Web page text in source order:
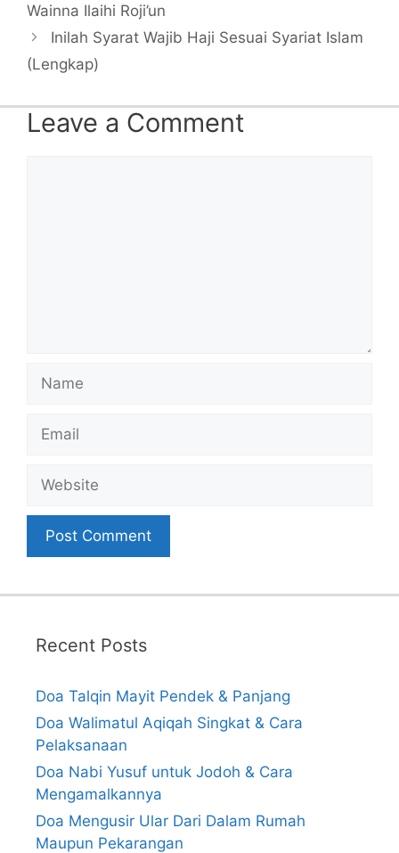
Wainna Ilaihi Roji’un
Inilah Syarat Wajib Haji Sesuai Syariat Islam
(Lengkap)
Leave a Comment
Recent Posts
Doa Talqin Mayit Pendek & Panjang
Doa Walimatul Aqiqah Singkat & Cara
Pelaksanaan
Doa Nabi Yusuf untuk Jodoh & Cara
Mengamalkannya
Doa Mengusir Ular Dari Dalam Rumah
Maupun Pekarangan